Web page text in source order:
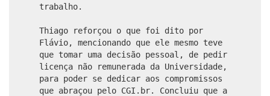
trabalho.
Thiago reforçou o que foi dito por
Flávio, mencionando que ele mesmo teve
que tomar uma decisão pessoal, de pedir
licença não remunerada da Universidade,
para poder se dedicar aos compromissos
que abraçou pelo CGI.br. Concluiu que a